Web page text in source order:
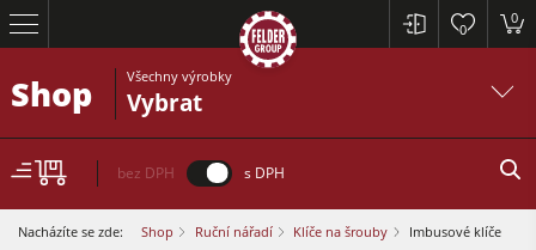
0
0
Shop Všechny výrobky
Vybrat
bez DPH s DPH
Nacházíte se zde: Shop Ruční nářadí Klíče na šrouby Imbusové klíče